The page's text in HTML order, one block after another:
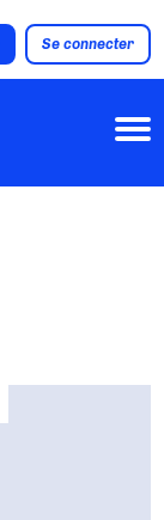
Se connecter